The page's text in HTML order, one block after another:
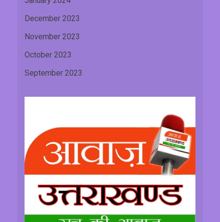
December 2023
November 2023
October 2023
September 2023